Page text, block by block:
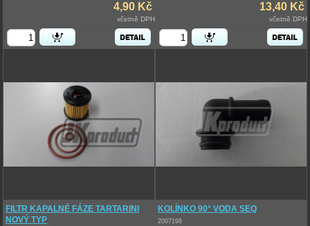
4,90 Kč
včetně DPH
13,40 Kč
včetně DPH
FILTR KAPALNÉ FÁZE TARTARINI
NOVÝ TYP
KOLÍNKO 90° VODA SEQ
2007198